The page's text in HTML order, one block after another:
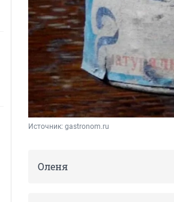
Источник: gastronom.ru
Оленя